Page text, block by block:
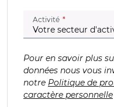
Activité (champ
Pour en savoir plus
données nous vous
notre Politique de
caractère personnelle